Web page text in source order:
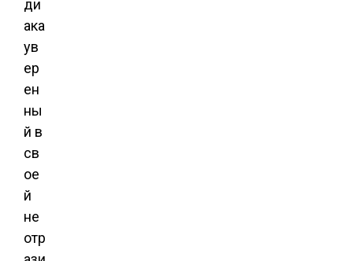
ди
ака
ув
ер
ен
ны
й в
св
ое
й
не
отр